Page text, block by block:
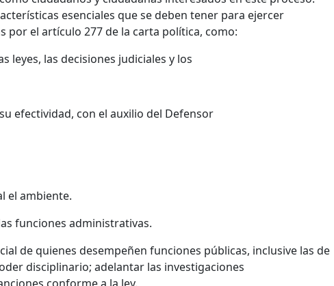
esenciales que se deben tener para ejercer
el artículo 277 de la carta política, como:
leyes, las decisiones judiciales y los
efectividad, con el auxilio del Defensor
el ambiente.
funciones administrativas.
de quienes desempeñen funciones públicas, inclusive las de
disciplinario; adelantar las investigaciones